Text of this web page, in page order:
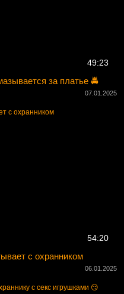
49:23
за платье 🚔
07.01.2025
54:20
с охранником
06.01.2025